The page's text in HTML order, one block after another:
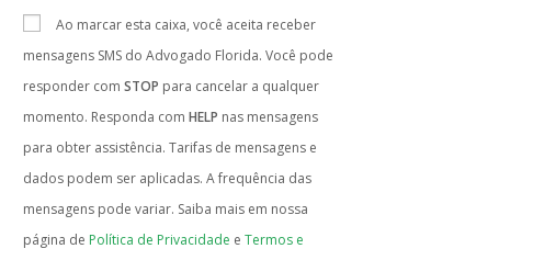
Ao marcar esta caixa, você aceita receber
mensagens SMS do Advogado Florida. Você pode
responder comSTOP para cancelar a qualquer
momento. Responda comHELP nas mensagens
para obter assistência. Tarifas de mensagens e
dados podem ser aplicadas. A frequência das
mensagens pode variar. Saiba mais em nossa
página de Política de Privacidade eTermos e